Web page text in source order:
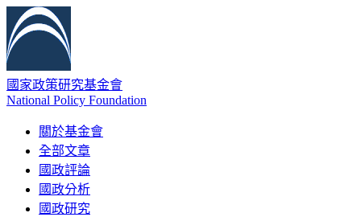
國家政策研究基金會
National Policy Foundation
關於基金會
全部文章
國政評論
國政分析
國政研究